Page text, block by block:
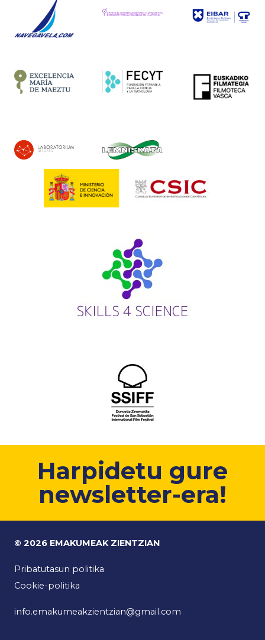
Harpidetu gure
newsletter-era!
© 2026 EMAKUMEAK ZIENTZIAN
Pribatutasun politika
Cookie-politika
info.emakumeakzientzian@gmail.com